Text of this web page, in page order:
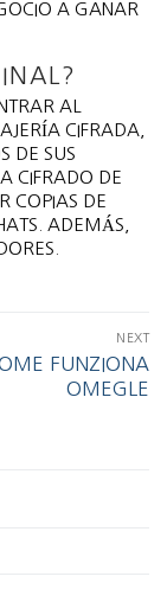
A GANAR
AL
CIFRADA,
DE SUS
CIFRADO DE
COPIAS DE
ADEMÁS,
NEXT
FUNZIONA
OMEGLE